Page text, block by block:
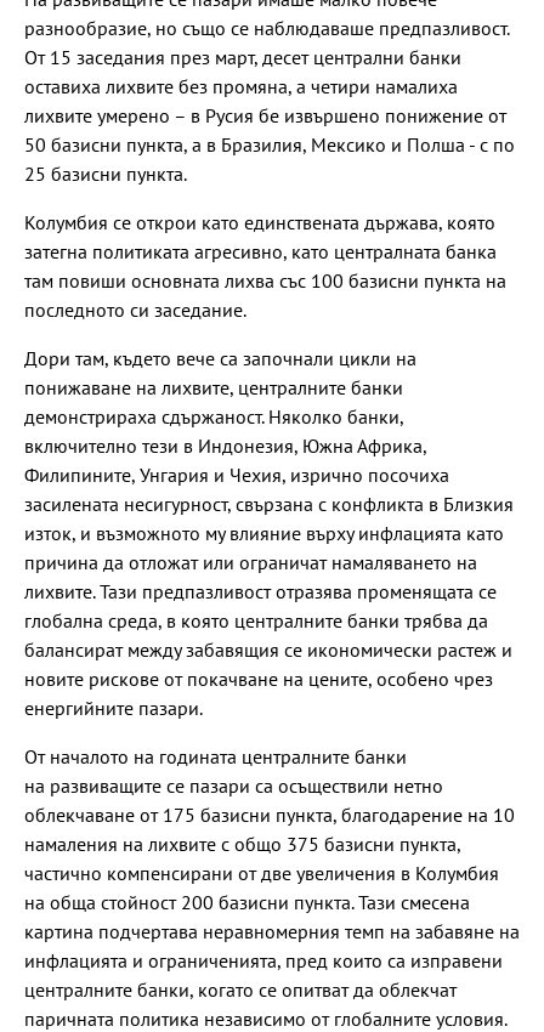
разнообразие, но също се наблюдаваше предпазливост.
От 15 заседания през март, десет централни банки
оставиха лихвите без промяна, а четири намалиха
лихвите умерено – в Русия бе извършено понижение от
50 базисни пункта, а в Бразилия, Мексико и Полша - с по
25 базисни пункта.
Колумбия се открои като единствената държава, която
затегна политиката агресивно, като централната банка
там повиши основната лихва със 100 базисни пункта на
последното си заседание.
Дори там, където вече са започнали цикли на
понижаване на лихвите, централните банки
демонстрираха сдържаност. Няколко банки,
включително тези в Индонезия, Южна Африка,
Филипините, Унгария и Чехия, изрично посочиха
засилената несигурност, свързана с конфликта в Близкия
изток, и възможното му влияние върху инфлацията като
причина да отложат или ограничат намаляването на
лихвите. Тази предпазливост отразява променящата се
глобална среда, в която централните банки трябва да
балансират между забавящия се икономически растеж и
новите рискове от покачване на цените, особено чрез
енергийните пазари.
От началото на годината централните банки
на развиващите се пазари са осъществили нетно
облекчаване от 175 базисни пункта, благодарение на 10
намаления на лихвите с общо 375 базисни пункта,
частично компенсирани от две увеличения в Колумбия
на обща стойност 200 базисни пункта. Тази смесена
картина подчертава неравномерния темп на забавяне на
инфлацията и ограниченията, пред които са изправени
централните банки, когато се опитват да облекчат
паричната политика независимо от глобалните условия.